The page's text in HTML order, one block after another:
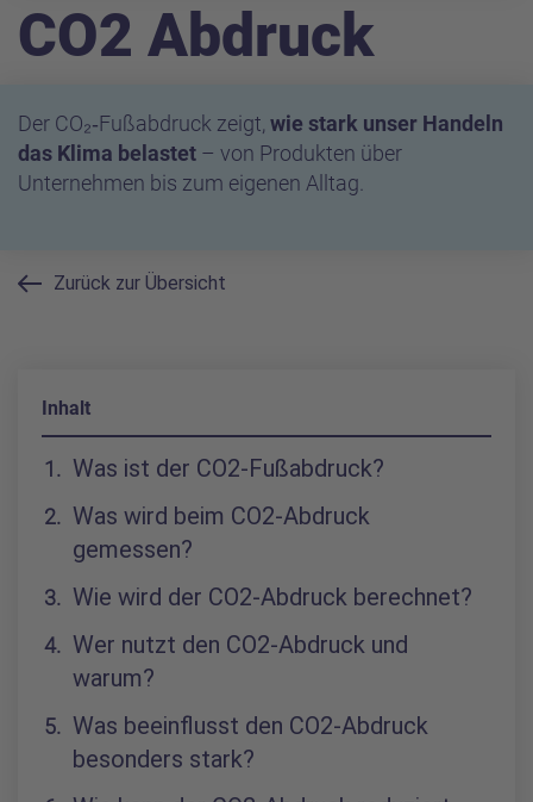
CO2 Abdruck
Der CO₂‑Fußabdruck zeigt, wie stark unser Handeln
das Klima belastet – von Produkten über
Unternehmen bis zum eigenen Alltag.
Zurück zur Übersicht
Inhalt
Inhaltsverzeichnis
Was ist der CO2-Fußabdruck?
Was wird beim CO2-Abdruck
gemessen?
Wie wird der CO2-Abdruck berechnet?
Wer nutzt den CO2-Abdruck und
warum?
Was beeinflusst den CO2-Abdruck
besonders stark?